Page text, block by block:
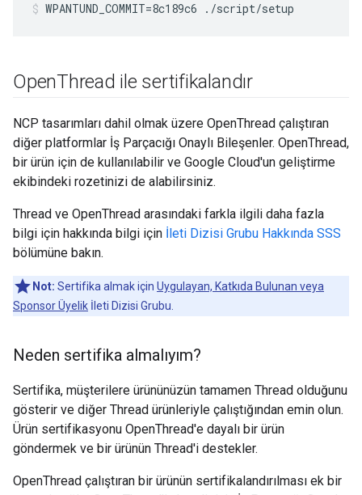
WPANTUND_COMMIT=8c189c6 ./script/setup
OpenThread ile sertifikalandır
NCP tasarımları dahil olmak üzere OpenThread çalıştıran
diğer platformlar İş Parçacığı Onaylı Bileşenler. OpenThread,
bir ürün için de kullanılabilir ve Google Cloud'un geliştirme
ekibindeki rozetinizi de alabilirsiniz.
Thread ve OpenThread arasındaki farkla ilgili daha fazla
bilgi için hakkında bilgi için İleti Dizisi Grubu Hakkında SSS
bölümüne bakın.
Not: Sertifika almak için Uygulayan, Katkıda Bulunan veya
Sponsor Üyelik İleti Dizisi Grubu.
Neden sertifika almalıyım?
Sertifika, müşterilere ürününüzün tamamen Thread olduğunu
gösterir ve diğer Thread ürünleriyle çalıştığından emin olun.
Ürün sertifikasyonu OpenThread'e dayalı bir ürün
göndermek ve bir ürünün Thread'i destekler.
OpenThread çalıştıran bir ürünün sertifikalandırılması ek bir